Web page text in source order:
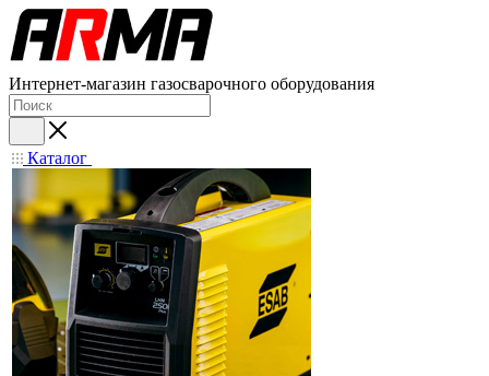
Интернет-магазин газосварочного оборудования
Каталог